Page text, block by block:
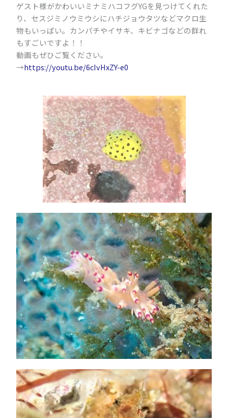
ゲスト様がかわいいミナミハコフグYGを見つけてくれた
り、セスジミノウミウシにハチジョウタツなどマクロ生
物もいっぱい。カンパチやイサキ、キビナゴなどの群れ
もすごいですよ！！
動画もぜひご覧ください。
→https://youtu.be/6cIvHxZY-e0